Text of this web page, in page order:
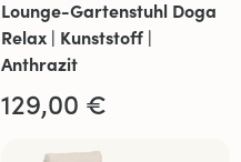
Lounge-Gartenstuhl Doga
Relax | Kunststoff |
Anthrazit
129,00 €